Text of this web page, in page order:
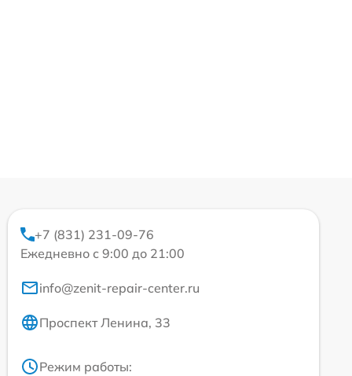
+7 (831) 231-09-76
Ежедневно с 9:00 до 21:00
info@zenit-repair-center.ru
Проспект Ленина, 33
Режим работы: